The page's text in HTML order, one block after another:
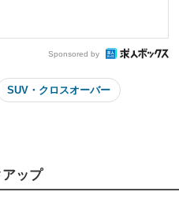
Sponsored by
SUV・クロスオーバー
アップ